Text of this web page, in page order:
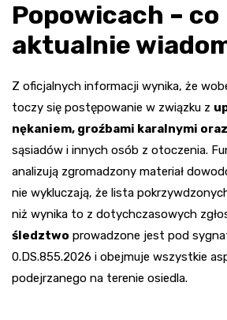
Popowicach – co
aktualnie
Z oficjalnych informacji wynika, że
toczy się postępowanie w związku z
nękaniem, groźbami karalnymi
sąsiadów i innych osób z otoczenia.
analizują zgromadzony materiał
nie wykluczają, że lista
niż wynika to z dotychczasowych
śledztwo prowadzone jest pod
0.DS.855.2026 i obejmuje wszystkie
podejrzanego na terenie osiedla.